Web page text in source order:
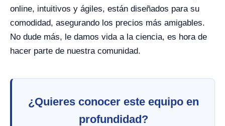
online, intuitivos y ágiles, están diseñados para su
comodidad, asegurando los precios más amigables.
No dude más, le damos vida a la ciencia, es hora de
hacer parte de nuestra comunidad.
¿Quieres conocer este equipo en
profundidad?